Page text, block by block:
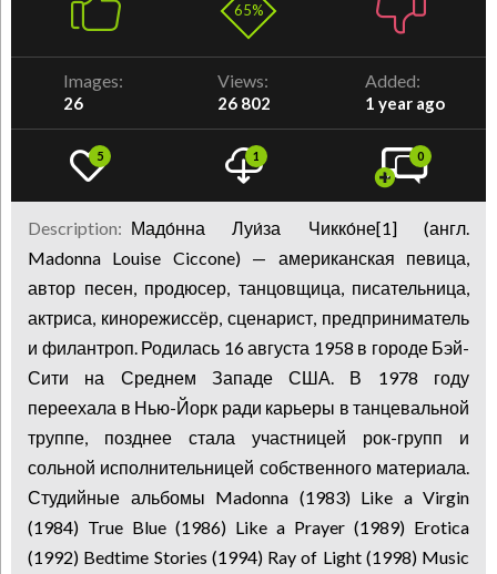
65%
Images:
26
Views:
26 802
Added:
1 year ago
5 1 0
Description: Мадо́нна Луи́за Чикко́не[1] (англ.
Madonna Louise Ciccone) — американская певица,
автор песен, продюсер, танцовщица, писательница,
актриса, кинорежиссёр, сценарист, предприниматель
и филантроп. Родилась 16 августа 1958 в городе Бэй-
Сити на Среднем Западе США. В 1978 году
переехала в Нью-Йорк ради карьеры в танцевальной
труппе, позднее стала участницей рок-групп и
сольной исполнительницей собственного материала.
Студийные альбомы Madonna (1983) Like a Virgin
(1984) True Blue (1986) Like a Prayer (1989) Erotica
(1992) Bedtime Stories (1994) Ray of Light (1998) Music